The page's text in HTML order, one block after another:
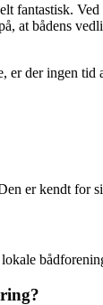
fantastisk.
at bådens
er der ingen
er kendt for